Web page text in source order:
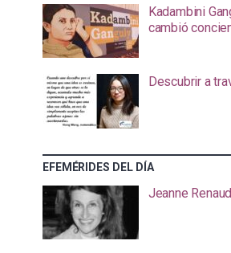
Kadambini
cambió
Descubrir a
EFEMÉRIDES DEL DÍA
Jeanne